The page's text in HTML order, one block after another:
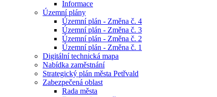
Informace
Územní plány
Územní plán - Změna č. 4
Územní plán - Změna č. 3
Územní plán - Změna č. 2
Územní plán - Změna č. 1
Digitální technická mapa
Nabídka zaměstnání
Strategický plán města Petřvald
Zabezpečená oblast
Rada města